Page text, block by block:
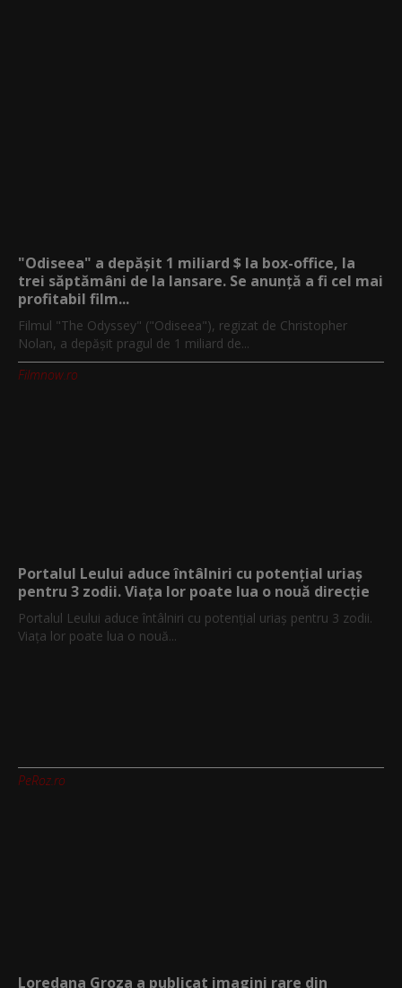
"Odiseea" a depășit 1 miliard $ la box-office, la
trei săptămâni de la lansare. Se anunță a fi cel mai
profitabil film...
Filmul "The Odyssey" ("Odiseea"), regizat de Christopher
Nolan, a depăşit pragul de 1 miliard de...
Filmnow.ro
Portalul Leului aduce întâlniri cu potențial uriaș
pentru 3 zodii. Viața lor poate lua o nouă direcție
Portalul Leului aduce întâlniri cu potențial uriaș pentru 3 zodii.
Viața lor poate lua o nouă...
PeRoz.ro
Loredana Groza a publicat imagini rare din